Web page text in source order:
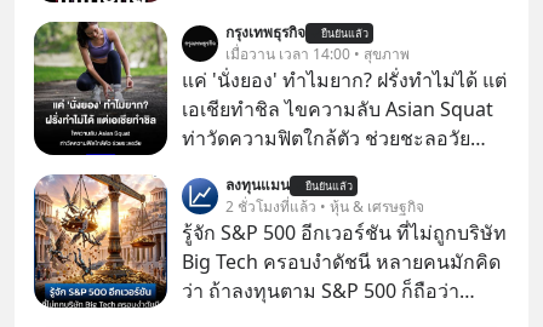
ทันที มาฟัง “ป้าเก๋าเล่ากลโกง” เพื่อรู้ทัน
มุกหลอกลวงในคราบความน่าเชื่อถือ
กันค่ะ #แก้เกมกลโกง #ป้าเก๋าเล่ากล
โกง #LivesSustainably #อยู่อย่าง
#FraudEducation #FinancialLiteracy
#DigitalBankWithHumanTouch
กรุงเทพธุรกิจ ยืนยันแล้ว
เมื่อวาน เวลา 14:00 • สุขภาพ
แค่ 'นั่งยอง' ทำไมยาก? ฝรั่งทำไม่ได้ แต่
เอเชียทำชิล ไขความลับ Asian Squat
ท่าวัดความฟิตใกล้ตัว ช่วยชะลอวัย
ต่างชาติที่พยายามทำ “Asian Squat”
หรือการนั่งยองแบบคนเอเชีย แต่สุดท้าย
ก็เสียการทรงตัว ล้มหงายหลัง หรือไม่ก็
ต้องยกส้นเท้าขึ้น เพราะไม่สามารถนั่ง
ค้างในท่านั้นได้
ลงทุนแมน ยืนยันแล้ว
2 ชั่วโมงที่แล้ว • หุ้น & เศรษฐกิจ
รู้จัก S&P 500 อีกเวอร์ชัน ที่ไม่ถูกบริษัท
Big Tech ครอบงำดัชนี หลายคนมักคิด
ว่า ถ้าลงทุนตาม S&P 500 ก็ถือว่า